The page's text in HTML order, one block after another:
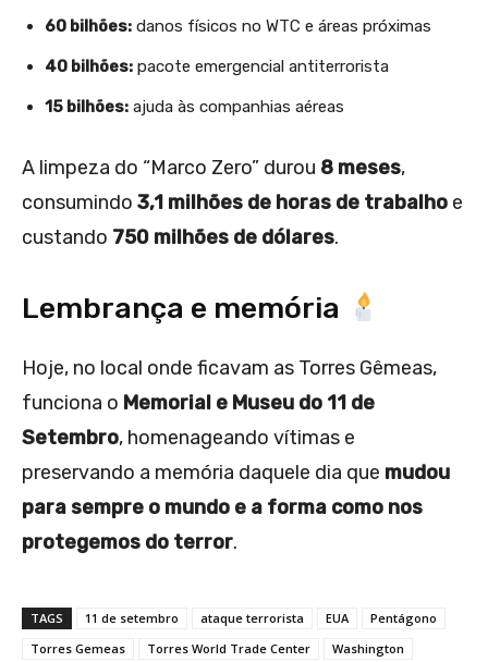
60 bilhões: danos físicos no WTC e áreas próximas
40 bilhões: pacote emergencial antiterrorista
15 bilhões: ajuda às companhias aéreas
A limpeza do “Marco Zero” durou 8 meses,
consumindo 3,1 milhões de horas de trabalho e
custando 750 milhões de dólares.
Lembrança e memória
Hoje, no local onde ficavam as Torres Gêmeas,
funciona o Memorial e Museu do 11 de
Setembro, homenageando vítimas e
preservando a memória daquele dia que mudou
para sempre o mundo e a forma como nos
protegemos do terror.
TAGS 11 de setembro ataque terrorista EUA
Pentágono
Torres Gemeas
Torres World Trade Center Washington